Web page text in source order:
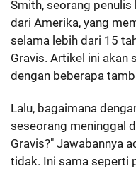
Smith, seorang
dari Amerika, yang
selama lebih dari 15
Gravis. Artikel ini akan
dengan beberapa
Lalu, bagaimana
seseorang meninggal
Gravis?" Jawabannya
tidak. Ini sama seperti